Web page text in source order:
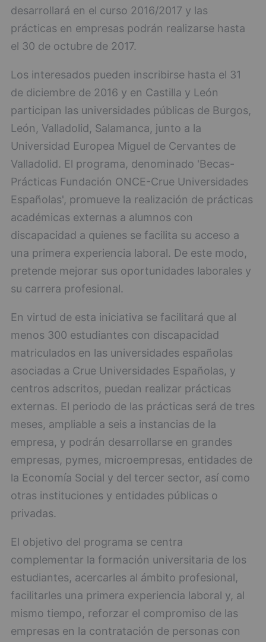
desarrollará en el curso 2016/2017 y las
prácticas en empresas podrán realizarse hasta
el 30 de octubre de 2017.
Los interesados pueden inscribirse hasta el 31
de diciembre de 2016 y en Castilla y León
participan las universidades públicas de Burgos,
León, Valladolid, Salamanca, junto a la
Universidad Europea Miguel de Cervantes de
Valladolid. El programa, denominado 'Becas-
Prácticas Fundación ONCE-Crue Universidades
Españolas', promueve la realización de prácticas
académicas externas a alumnos con
discapacidad a quienes se facilita su acceso a
una primera experiencia laboral. De este modo,
pretende mejorar sus oportunidades laborales y
su carrera profesional.
En virtud de esta iniciativa se facilitará que al
menos 300 estudiantes con discapacidad
matriculados en las universidades españolas
asociadas a Crue Universidades Españolas, y
centros adscritos, puedan realizar prácticas
externas. El periodo de las prácticas será de tres
meses, ampliable a seis a instancias de la
empresa, y podrán desarrollarse en grandes
empresas, pymes, microempresas, entidades de
la Economía Social y del tercer sector, así como
otras instituciones y entidades públicas o
privadas.
El objetivo del programa se centra
complementar la formación universitaria de los
estudiantes, acercarles al ámbito profesional,
facilitarles una primera experiencia laboral y, al
mismo tiempo, reforzar el compromiso de las
empresas en la contratación de personas con